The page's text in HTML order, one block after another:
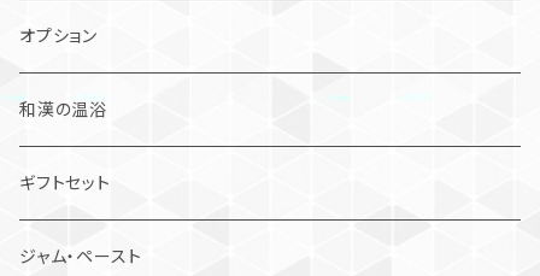
オプション
和漢の温浴
ギフトセット
ジャム・ペースト